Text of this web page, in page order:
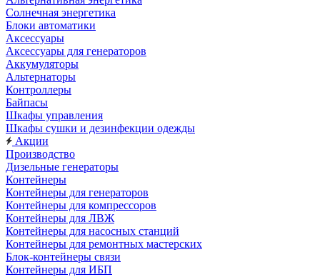
Солнечная энергетика
Блоки автоматики
Аксессуары
Аксессуары для генераторов
Аккумуляторы
Альтернаторы
Контроллеры
Байпасы
Шкафы управления
Шкафы сушки и дезинфекции одежды
Акции
Производство
Дизельные генераторы
Контейнеры
Контейнеры для генераторов
Контейнеры для компрессоров
Контейнеры для ЛВЖ
Контейнеры для насосных станций
Контейнеры для ремонтных мастерских
Блок-контейнеры связи
Контейнеры для ИБП